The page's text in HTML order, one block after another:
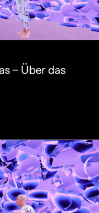
– Über das